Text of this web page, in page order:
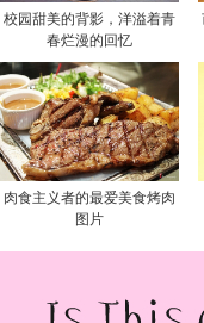
校园甜美的背影，洋溢着青
春烂漫的回忆
肉食主义者的最爱美食烤肉
图片